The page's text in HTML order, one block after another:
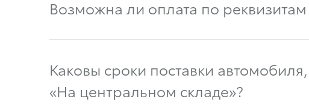
Возможна ли оплата по
Каковы сроки поставки
«На центральном складе»?